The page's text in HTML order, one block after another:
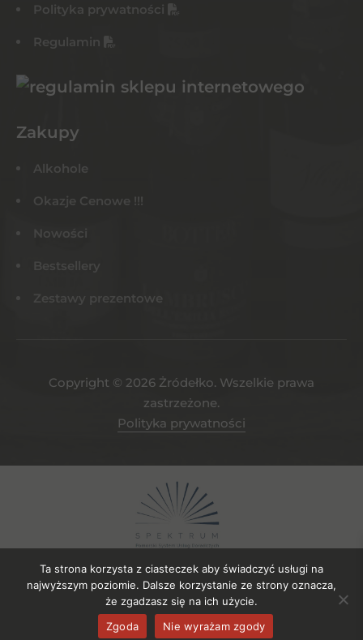
Polityka prywatności
Regulamin
Zakupy
Alkohole
Okazje Cenowe !!!
Nowości
Bestsellery
Zestawy prezentowe
Copyright © 2026 Żródełko. Wszelkie prawa
zastrzeżone.
Polityka prywatności
Projekt współfinansowany ze środków EFRR. Numer umowy o
powierzenie gruntu: UDG-SPE.04.2023/106
Ta strona korzysta z ciasteczek aby świadczyć usługi na
najwyższym poziomie. Dalsze korzystanie ze strony oznacza,
że zgadzasz się na ich użycie.
Zgoda
Nie wyrażam zgody